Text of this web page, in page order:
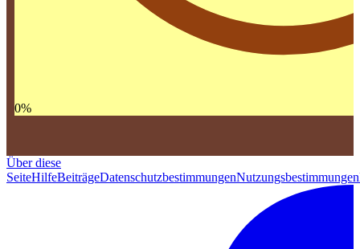
0%
Über diese
SeiteHilfeBeiträgeDatenschutzbestimmungenNutzungsbestimmungen